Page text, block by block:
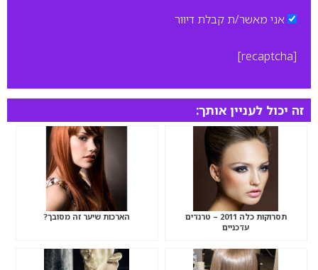
אני מאשר/ת קבלת דיוור
[recaptcha]
זה יכול לעניין אותך:
תסרוקות כלה 2011 – טרנדים
עדכניים
הארכות שיער זה מסובך?